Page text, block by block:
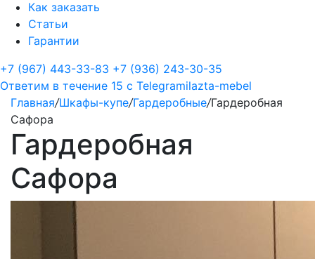
Как заказать
Статьи
Гарантии
+7 (967) 443-33-83 +7 (936) 243-30-35
Ответим в течение 15 с Telegramilazta-mebel
Главная/Шкафы-купе/Гардеробные/Гардеробная
Сафора
Гардеробная
Сафора